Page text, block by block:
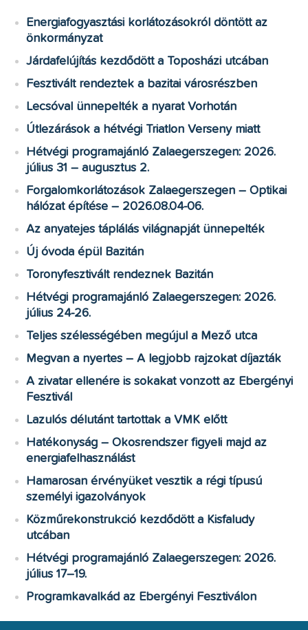
Energiafogyasztási korlátozásokról döntött az
önkormányzat
Járdafelújítás kezdődött a Toposházi utcában
Fesztivált rendeztek a bazitai városrészben
Lecsóval ünnepelték a nyarat Vorhotán
Útlezárások a hétvégi Triatlon Verseny miatt
Hétvégi programajánló Zalaegerszegen: 2026.
július 31 – augusztus 2.
Forgalomkorlátozások Zalaegerszegen – Optikai
hálózat építése – 2026.08.04-06.
Az anyatejes táplálás világnapját ünnepelték
Új óvoda épül Bazitán
Toronyfesztivált rendeznek Bazitán
Hétvégi programajánló Zalaegerszegen: 2026.
július 24-26.
Teljes szélességében megújul a Mező utca
Megvan a nyertes – A legjobb rajzokat díjazták
A zivatar ellenére is sokakat vonzott az Ebergényi
Fesztivál
Lazulós délutánt tartottak a VMK előtt
Hatékonyság – Okosrendszer figyeli majd az
energiafelhasználást
Hamarosan érvényüket vesztik a régi típusú
személyi igazolványok
Közműrekonstrukció kezdődött a Kisfaludy
utcában
Hétvégi programajánló Zalaegerszegen: 2026.
július 17–19.
Programkavalkád az Ebergényi Fesztiválon